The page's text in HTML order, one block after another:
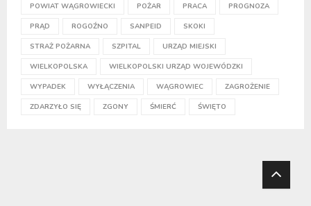
POWIAT WĄGROWIECKI POŻAR PRACA PROGNOZA
PRĄD ROGOŹNO SANPEID SKOKI
STRAŻ POŻARNA SZPITAL URZĄD MIEJSKI
WIELKOPOLSKA WIELKOPOLSKI URZĄD WOJEWÓDZKI
WYPADEK WYŁĄCZENIA WĄGROWIEC ZAGROŻENIE
ZDARZYŁO SIĘ ZGONY ŚMIERĆ ŚWIĘTO